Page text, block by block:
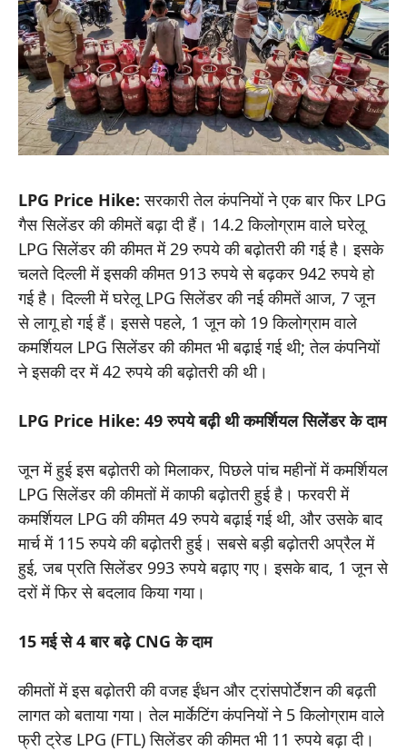
LPG Price Hike: सरकारी तेल कंपनियों ने एक बार फिर LPG
गैस सिलेंडर की कीमतें बढ़ा दी हैं। 14.2 किलोग्राम वाले घरेलू
LPG सिलेंडर की कीमत में 29 रुपये की बढ़ोतरी की गई है। इसके
चलते दिल्ली में इसकी कीमत 913 रुपये से बढ़कर 942 रुपये हो
गई है। दिल्ली में घरेलू LPG सिलेंडर की नई कीमतें आज, 7 जून
से लागू हो गई हैं। इससे पहले, 1 जून को 19 किलोग्राम वाले
कमर्शियल LPG सिलेंडर की कीमत भी बढ़ाई गई थी; तेल कंपनियों
ने इसकी दर में 42 रुपये की बढ़ोतरी की थी।
LPG Price Hike: 49 रुपये बढ़ी थी कमर्शियल सिलेंडर के दाम
जून में हुई इस बढ़ोतरी को मिलाकर, पिछले पांच महीनों में कमर्शियल
LPG सिलेंडर की कीमतों में काफी बढ़ोतरी हुई है। फरवरी में
कमर्शियल LPG की कीमत 49 रुपये बढ़ाई गई थी, और उसके बाद
मार्च में 115 रुपये की बढ़ोतरी हुई। सबसे बड़ी बढ़ोतरी अप्रैल में
हुई, जब प्रति सिलेंडर 993 रुपये बढ़ाए गए। इसके बाद, 1 जून से
दरों में फिर से बदलाव किया गया।
15 मई से 4 बार बढ़े CNG के दाम
कीमतों में इस बढ़ोतरी की वजह ईंधन और ट्रांसपोर्टेशन की बढ़ती
लागत को बताया गया। तेल मार्केटिंग कंपनियों ने 5 किलोग्राम वाले
फ्री ट्रेड LPG (FTL) सिलेंडर की कीमत भी 11 रुपये बढ़ा दी।